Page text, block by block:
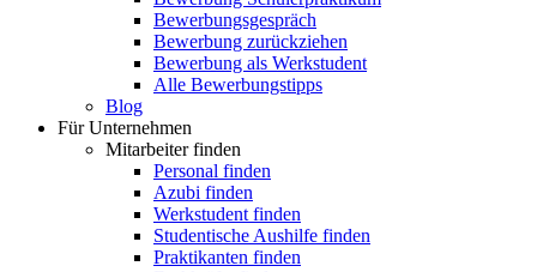
Bewerbungsgespräch
Bewerbung zurückziehen
Bewerbung als Werkstudent
Alle Bewerbungstipps
Blog
Für Unternehmen
Mitarbeiter finden
Personal finden
Azubi finden
Werkstudent finden
Studentische Aushilfe finden
Praktikanten finden